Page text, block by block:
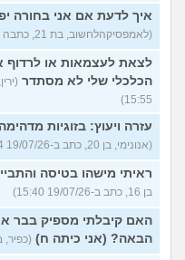
איך לדעת אם אני בחורה
(לאמפסיקהלחשוב, בת 21, כתבה ב-19/07/26 16:04)
לצאת לעצמאות או לרדוף
הכלכלי שלי לא מסתדר
15:55)
עזרה ויעוץ: בזוגיות
(אנונימי, בן 20, כתב ב-19/07/26 15:44)
ראיתי מישהו בטיסה
בן 16, כתב ב-19/07/26 15:40)
האם קיבלתי מספיק בבר
הבאה? (אני כיתה ח) (כפיר, בן 14, כתב ב-19/07/